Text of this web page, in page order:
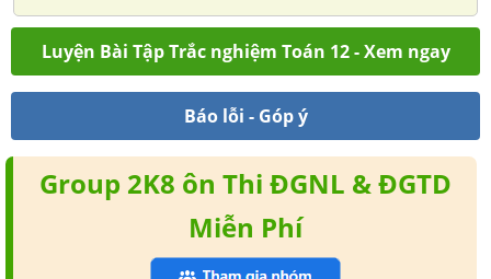
Luyện Bài Tập Trắc nghiệm Toán 12 - Xem ngay
Báo lỗi - Góp ý
Group 2K8 ôn Thi ĐGNL & ĐGTD
Miễn Phí